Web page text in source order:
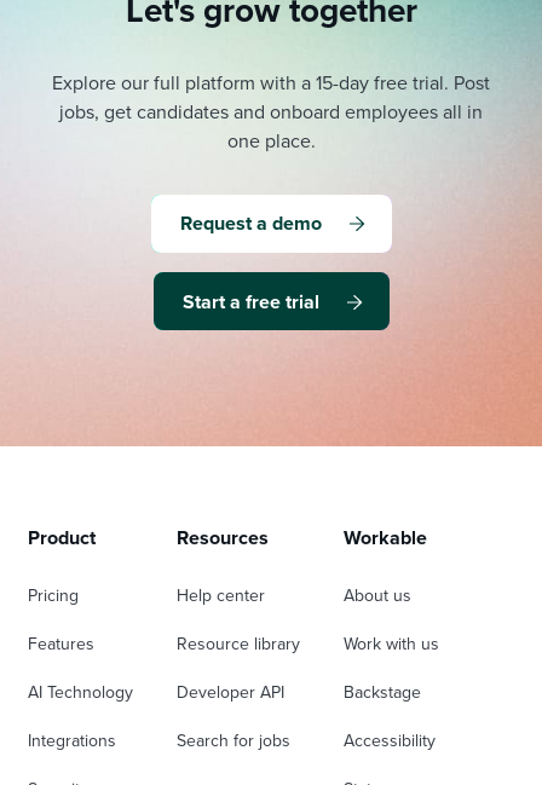
Let's grow together
Explore our full platform with a 15-day free trial. Post
jobs, get candidates and onboard employees all in
one place.
Request a demo
Start a free trial
Product
Pricing
Features
AI Technology
Integrations
Resources
Help center
Resource library
Developer API
Search for jobs
Workable
About us
Work with us
Backstage
Accessibility